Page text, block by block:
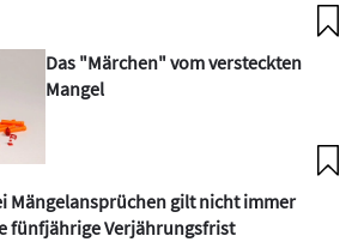
Das "Märchen" vom versteckten
Mangel
Mängelansprüchen gilt nicht immer
fünfjährige Verjährungsfrist